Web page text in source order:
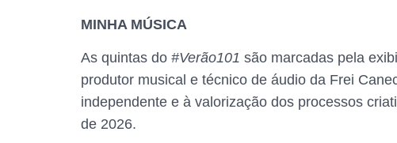
MINHA MÚSICA
As quintas do #Verão101 são marcadas pela
produtor musical e técnico de áudio da Frei
independente e à valorização dos processos
de 2026.